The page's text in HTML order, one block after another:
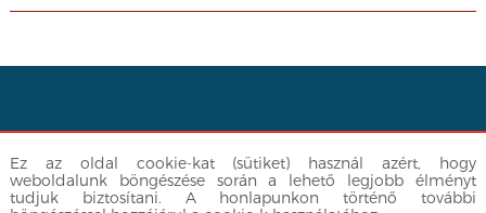
Ez az oldal cookie-kat (sütiket) használ azért, hogy
weboldalunk böngészése során a lehető legjobb élményt
tudjuk biztosítani. A honlapunkon történő további
Adatvédelmi nyilatkozat